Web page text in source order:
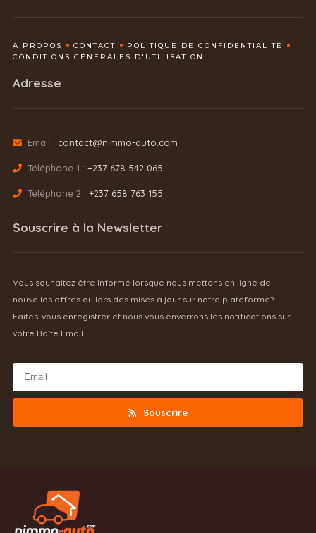
A PROPOS CONTACT
POLITIQUE DE CONFIDENTIALITÉ
CONDITIONS GÉNÉRALES D'UTILISATION
Adresse
Email : contact@nimmo-auto.com
Téléphone 1 : +237 678 542 065
Téléphone 2 : +237 658 763 155
Souscrire à la Newsletter
Vous souhaitez être informé lorsque nous mettons en ligne de
nouvelles offres ou lors des mises à jour sur notre plateforme?
Faites-vous enregistrer et nous vous enverrons les notifications sur
votre Boîte Email.
Souscrire